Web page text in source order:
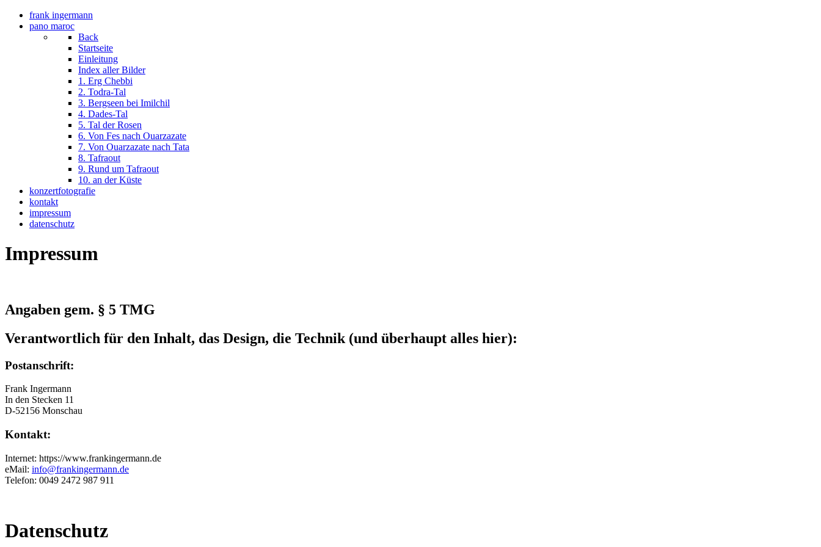
frank ingermann
pano maroc
Back
Startseite
Einleitung
Index aller Bilder
1. Erg Chebbi
2. Todra-Tal
3. Bergseen bei Imilchil
4. Dades-Tal
5. Tal der Rosen
6. Von Fes nach Ouarzazate
7. Von Ouarzazate nach Tata
8. Tafraout
9. Rund um Tafraout
10. an der Küste
konzertfotografie
kontakt
impressum
datenschutz
Impressum
Angaben gem. § 5 TMG
Verantwortlich für den Inhalt, das Design, die Technik (und überhaupt alles hier):
Postanschrift:
Frank Ingermann
In den Stecken 11
D-52156 Monschau
Kontakt:
Internet: https://www.frankingermann.de
eMail: info@frankingermann.de
Telefon: 0049 2472 987 911
Datenschutz